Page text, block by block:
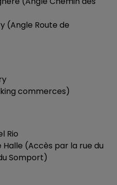
(Angle Route de
commerces)
Rio
Halle (Accès par la rue du
Somport)